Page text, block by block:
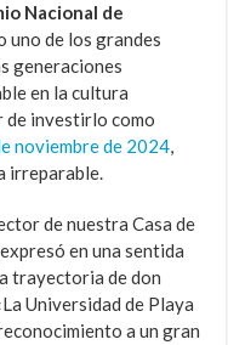
Nacional de
uno de los grandes
generaciones
en la cultura
de investirlo como
noviembre de 2024,
irreparable.
de nuestra Casa de
en una sentida
trayectoria de don
Universidad de Playa
a un gran